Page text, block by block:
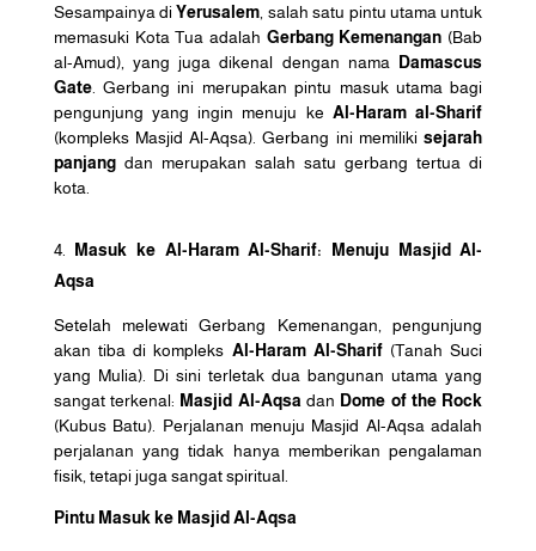
Sesampainya diYerusalem , salah satu pintu utama untuk
memasuki Kota Tua adalah Gerbang Kemenangan (Bab
al-Amud), yang juga dikenal dengan nama
Damascus
Gate. Gerbang ini merupakan pintu masuk utama bagi
pengunjung yang ingin menuju ke Al-Haram al-Sharif
(kompleks Masjid Al-Aqsa). Gerbang ini memilikisejarah
panjangdan merupakan salah satu gerbang tertua di
kota.
Masuk ke Al-Haram Al-Sharif: Menuju Masjid Al-
Aqsa
Setelah melewati Gerbang Kemenangan, pengunjung
akan tiba di kompleks Al-Haram Al-Sharif(Tanah Suci
yang Mulia). Di sini terletak dua bangunan utama yang
sangat terkenal: Masjid Al-Aqsa dan Dome of the Rock
(Kubus Batu). Perjalanan menuju Masjid Al-Aqsa adalah
perjalanan yang tidak hanya memberikan pengalaman
fisik, tetapi juga sangat spiritual.
Pintu Masuk ke Masjid Al-Aqsa